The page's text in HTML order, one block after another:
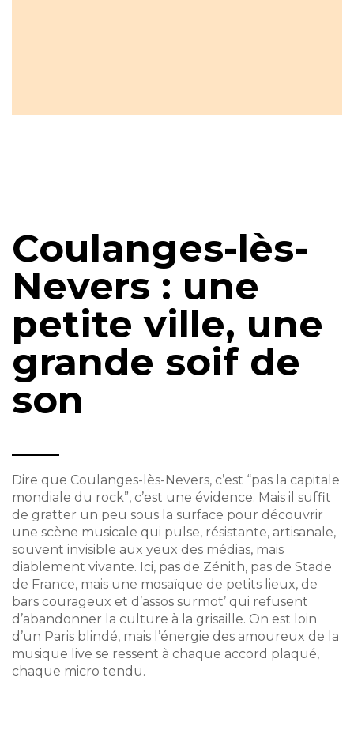
Coulanges-lès-
Nevers : une
petite ville, une
grande soif de
son
Dire que Coulanges-lès-Nevers, c’est “pas la capitale
mondiale du rock”, c’est une évidence. Mais il suffit
de gratter un peu sous la surface pour découvrir
une scène musicale qui pulse, résistante, artisanale,
souvent invisible aux yeux des médias, mais
diablement vivante. Ici, pas de Zénith, pas de Stade
de France, mais une mosaïque de petits lieux, de
bars courageux et d’assos surmot’ qui refusent
d’abandonner la culture à la grisaille. On est loin
d’un Paris blindé, mais l’énergie des amoureux de la
musique live se ressent à chaque accord plaqué,
chaque micro tendu.